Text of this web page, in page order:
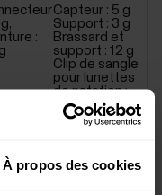
À propos des cookies
:
Capteur : 5 g
Support : 3 g
Brassard et
support : 12 g
Clip de sangle
pour lunettes
de natation :
2 g